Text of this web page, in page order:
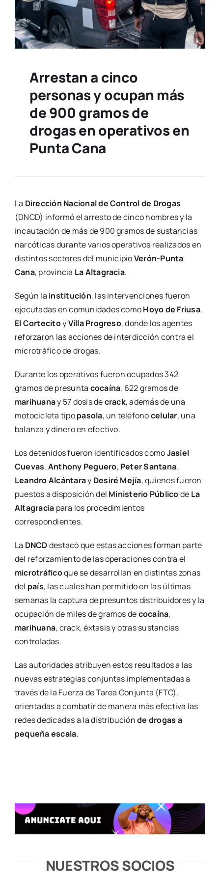
Arrestan a cinco
personas y ocupan más
de 900 gramos de
drogas en operativos en
Punta Cana
La Dirección Nacional de Control de Drogas
(DNCD) informó el arresto de cinco hombres y la
incautación de más de 900 gramos de sustancias
narcóticas durante varios operativos realizados en
distintos sectores del municipioVerón-Punta
Cana, provincia La Altagracia.
Según la institución, las intervenciones fueron
ejecutadas en comunidades comoHoyo de Friusa,
El CortecitoyVilla Progreso, donde los agentes
reforzaron las acciones de interdicción contra el
microtráfico de drogas.
Durante los operativos fueron ocupados 342
gramos de presunta cocaína, 622 gramos de
marihuanay 57 dosis decrack, además de una
motocicleta tipopasola, un teléfonocelular, una
balanza y dinero en efectivo.
Los detenidos fueron identificados comoJasiel
Cuevas, Anthony Peguero, Peter Santana,
Leandro Alcántaray Desiré Mejía, quienes fueron
puestos a disposición del Ministerio Públicode La
Altagracia para los procedimientos
correspondientes.
La DNCDdestacó que estas acciones forman parte
del reforzamiento de las operaciones contra el
microtráficoque se desarrollan en distintas zonas
del país, las cuales han permitido en las últimas
semanas la captura de presuntos distribuidores y la
ocupación de miles de gramos decocaína,
marihuana, crack, éxtasis y otras sustancias
controladas.
Las autoridades atribuyen estos resultados a las
nuevas estrategias conjuntas implementadas a
través de la Fuerza de Tarea Conjunta (FTC),
orientadas a combatir de manera más efectiva las
redes dedicadas a la distribuciónde drogas a
pequeña escala.
NUESTROS SOCIOS